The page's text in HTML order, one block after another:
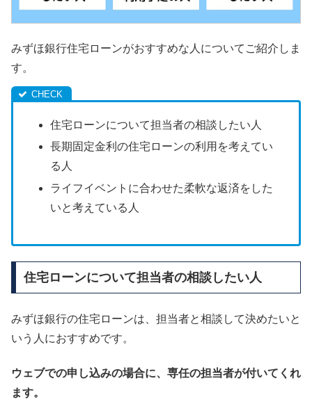
みずほ銀行住宅ローンがおすすめな人についてご紹介しま
す。
住宅ローンについて担当者の相談したい人
長期固定金利の住宅ローンの利用を考えてい
る人
ライフイベントに合わせた柔軟な返済をした
いと考えている人
住宅ローンについて担当者の相談したい人
みずほ銀行の住宅ローンは、担当者と相談して決めたいと
いう人におすすめです。
ウェブでの申し込みの場合に、専任の担当者が付いてくれ
ます。